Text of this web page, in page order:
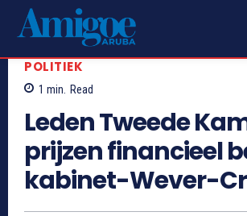
POLITIEK
1 min. Read
Leden Tweede
prijzen financieel
kabinet-Wever-